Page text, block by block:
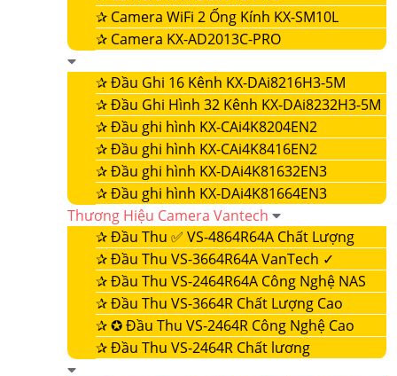
✰ Camera WiFi 2 Ống Kính KX-SM10L
✰ Camera KX-AD2013C-PRO
✰Đầu Ghi 16 Kênh KX-DAi8216H3-5M
✰Đầu Ghi Hình 32 Kênh KX-DAi8232H3-5M
✰Đầu ghi hình KX-CAi4K8204EN2
✰Đầu ghi hình KX-CAi4K8416EN2
✰Đầu ghi hình KX-DAi4K81632EN3
✰Đầu ghi hình KX-DAi4K81664EN3
Thương Hiệu Camera Vantech
✰Đầu Thu ✅ VS-4864R64A Chất Lượng
✰Đầu Thu VS-3664R64A VanTech ✓
✰Đầu Thu VS-2464R64A Công Nghệ NAS
✰Đầu Thu VS-3664R Chất Lượng Cao
✰✪ Đầu Thu VS-2464R Công Nghệ Cao
✰Đầu Thu VS-2464R Chất lương